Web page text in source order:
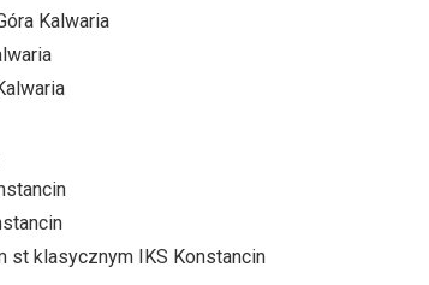
Kalwaria
st klasycznym IKS Konstancin